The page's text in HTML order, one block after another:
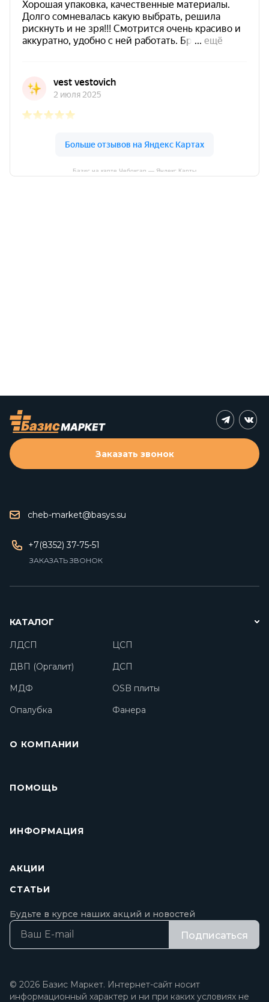
Базис на карте Чебоксар — Яндекс Карты
cheb-market@basys.su
+7(8352) 37-75-51
ЗАКАЗАТЬ ЗВОНОК
Заказать звонок
КАТАЛОГ
ЛДСП
ЦСП
ДВП (Оргалит)
ДСП
МДФ
OSB плиты
Опалубка
Фанера
О КОМПАНИИ
ПОМОЩЬ
ИНФОРМАЦИЯ
АКЦИИ
СТАТЬИ
Будьте в курсе наших акций и новостей
Подписаться
© 2026 Базис Маркет. Интернет-сайт носит
информационный характер и ни при каких условиях не